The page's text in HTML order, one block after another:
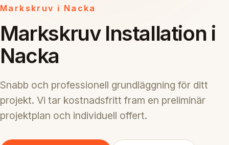
Markskruv i Nacka
Markskruv Installation i
Nacka
Snabb och professionell grundläggning för ditt
projekt. Vi tar kostnadsfritt fram en preliminär
projektplan och individuell offert.